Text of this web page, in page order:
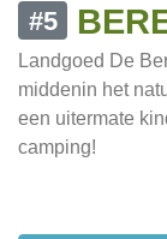
#5
Landgoed De
middenin het
een uitermate
camping!